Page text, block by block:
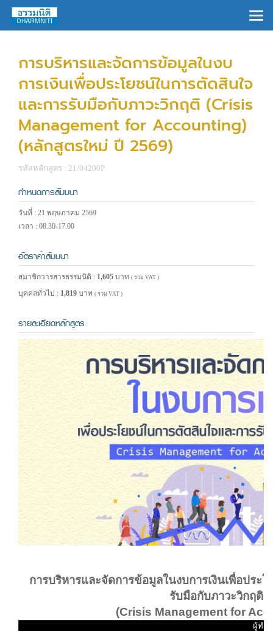
การบริหารและจัดการข้อมูลในงบ
การเงินเพื่อประโยชน์ในการตัดสินใจ
และการรับมือกับภาวะวิกฤติ (Crisis
Management for Accounting)
(หลักสูตรใหม่ ปี 2569)
รหัสหลักสูตร : 21/04200P
กำหนดการสัมมนา
วันที่ : 21 พฤษภาคม 2569
เวลา : 08.30-17.00
อัตราค่าสัมมนา
สมาชิกวารสารธรรมนิติ : 1,605 บาท ( รวม VAT )
บุคคลทั่วไป : 1,819 บาท ( รวม VAT )
รายละเอียดหลักสูตร
การบริหารและจัดการข้อมูลในงบการเงินเพื่อประ
รับมือกับภาวะวิกฤติ
(Crisis Management for
ผู้ทำ
×